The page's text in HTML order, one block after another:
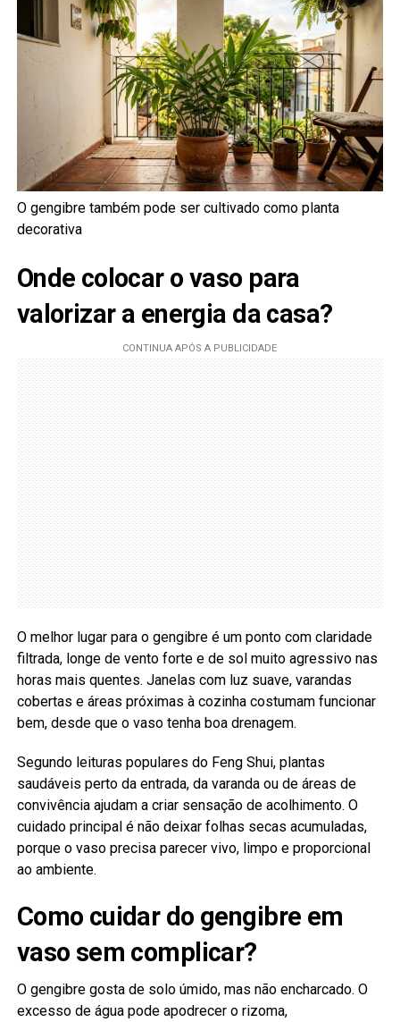
O gengibre também pode ser cultivado como planta
decorativa
Onde colocar o vaso para
valorizar a energia da casa?
O melhor lugar para o gengibre é um ponto com claridade
filtrada, longe de vento forte e de sol muito agressivo nas
horas mais quentes. Janelas com luz suave, varandas
cobertas e áreas próximas à cozinha costumam funcionar
bem, desde que o vaso tenha boa drenagem.
Segundo leituras populares do Feng Shui, plantas
saudáveis perto da entrada, da varanda ou de áreas de
convivência ajudam a criar sensação de acolhimento. O
cuidado principal é não deixar folhas secas acumuladas,
porque o vaso precisa parecer vivo, limpo e proporcional
ao ambiente.
Como cuidar do gengibre em
vaso sem complicar?
O gengibre gosta de solo úmido, mas não encharcado. O
excesso de água pode apodrecer o rizoma,